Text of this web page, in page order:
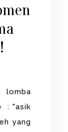
lomba
: "asik
yang